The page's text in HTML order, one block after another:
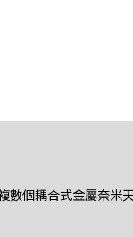
個耦合式金屬奈